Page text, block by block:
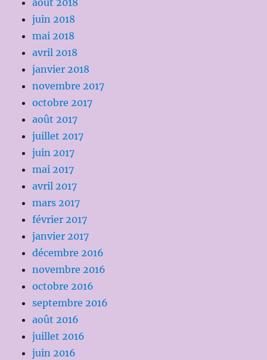
août 2018
juin 2018
mai 2018
avril 2018
janvier 2018
novembre 2017
octobre 2017
août 2017
juillet 2017
juin 2017
mai 2017
avril 2017
mars 2017
février 2017
janvier 2017
décembre 2016
novembre 2016
octobre 2016
septembre 2016
août 2016
juillet 2016
juin 2016